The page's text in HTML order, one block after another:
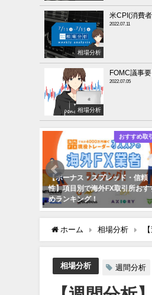
相場分析
米CPI(消費
2022.07.11
相場分析
FOMC議事
2022.07.05
おすすめ取
【ボーナス・スプレッド・信頼
性】項目別で海外FX取引所おす
めランキング！
ホーム 相場分析
相場分析 週間分析